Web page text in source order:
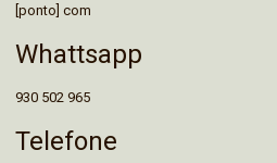
[ponto] com
Whattsapp
930 502 965
Telefone